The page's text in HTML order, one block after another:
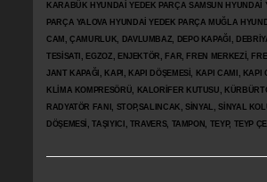
KARABÜK HYUNDAİ YEDEK PARÇA SAMSUN
PARÇA YALOVA HYUNDAİ YEDEK PARÇA MUĞLA
CAM, ÇAMURLUK, DAVLUMBAZ, DEPO KAPAĞI,
TESİSATI, EGZOZ, ENJEKTÖR, FAR, FREN MERKEZİ,
JANT KAPAĞI, KAPI, KAPI DÖŞEMESİ, KAPI CAMI,
KLİMA KOMPRESÖRÜ, KALORİFER KUTUSU,
RADYATÖR FANI, STOP,SALINCAK, SİNYAL, SİNYAL
DÖŞEMESİ, TAŞIYICI, TRAVERS, TAMPON, TEYP, TEYP